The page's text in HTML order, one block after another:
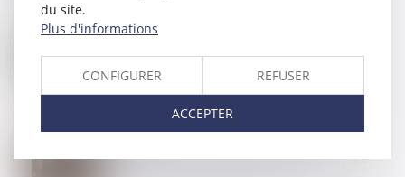
concubinage n’est pas un empêchement d’agir
23SEPT.
Opposition entre héritiers sur les obsèques : le juge
du site.
Plus d'informations
CONFIGURER REFUSER
ACCEPTER